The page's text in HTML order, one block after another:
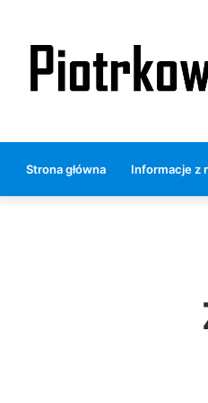
Strona główna Informacje z